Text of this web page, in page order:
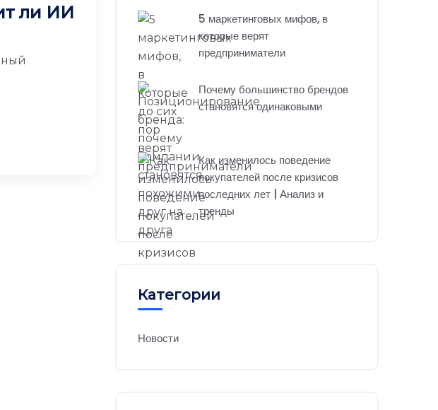
ли ИИ
5 маркетинговых мифов, в
которые верят
предприниматели
Почему большинство брендов
становятся одинаковыми
Как изменилось поведение
покупателей после кризисов
последних лет | Анализ и
тренды
Категории
Новости